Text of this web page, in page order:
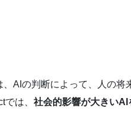
、AIの判断によって、人の将
では、 社会的影響が大きいAI